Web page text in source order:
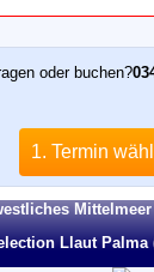
oder buchen?
1. Termin
Mittelmeer
Llaut Palma